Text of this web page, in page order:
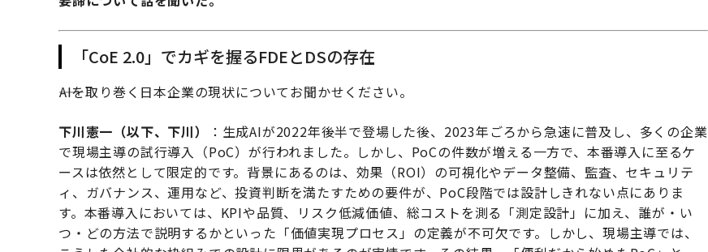
「CoE 2.0」でカギを握るFDEとDSの存在
――AIを取り巻く日本企業の現状についてお聞かせください。
下川憲一（以下、下川）
：生成AIが2022年後半で登場した後、2023年ごろから急速に普及し、多くの企業
で現場主導の試行導入（PoC）が行われました。しかし、PoCの件数が増える一方で、本番導入に至るケ
ースは依然として限定的です。背景にあるのは、効果（ROI）の可視化やデータ整備、監査、セキュリテ
ィ、ガバナンス、運用など、投資判断を満たすための要件が、PoC段階では設計しきれない点にありま
す。本番導入においては、KPIや品質、リスク低減価値、総コストを測る「測定設計」に加え、誰が・い
つ・どの方法で説明するかといった「価値実現プロセス」の定義が不可欠です。しかし、現場主導では、